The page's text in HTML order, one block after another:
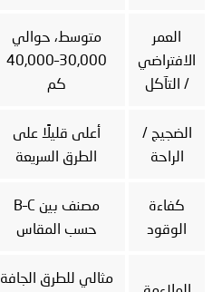
العمر
الافتراضي
/ التآكل
متوسط، حوالي
30,000–40,000
كم
الضجيج /
الراحة
أعلى قليلًا على
الطرق السريعة
كفاءة
الوقود
مصنف بين B–C
حسب المقاس
مثالي للطرق الجافة